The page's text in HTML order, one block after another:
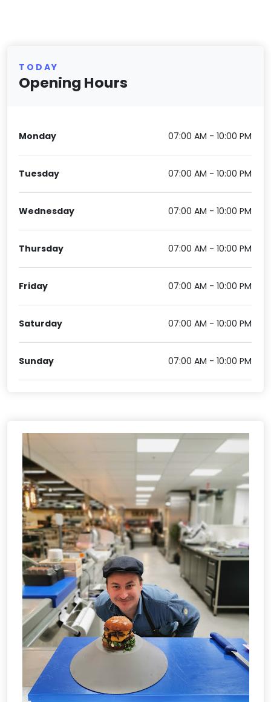
TODAY
Opening Hours
Monday 07:00 AM - 10:00 PM
Tuesday 07:00 AM - 10:00 PM
Wednesday 07:00 AM - 10:00 PM
Thursday 07:00 AM - 10:00 PM
Friday 07:00 AM - 10:00 PM
Saturday 07:00 AM - 10:00 PM
Sunday 07:00 AM - 10:00 PM